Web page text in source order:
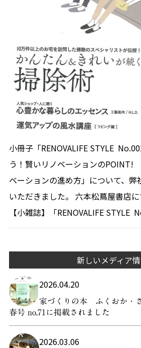
小冊子「RENOVALIFE STYLE
う！賢いリノベーションのPOINT!
ベーションの進め方」について、弊
いただきました。 六本松蔦屋書店に
【小雑誌】「RENOVALIFE STYLE
新しいメディア
2026.04.20
家づくりの本 ふくおか・
春号 no.71に掲載されました
2026.03.06